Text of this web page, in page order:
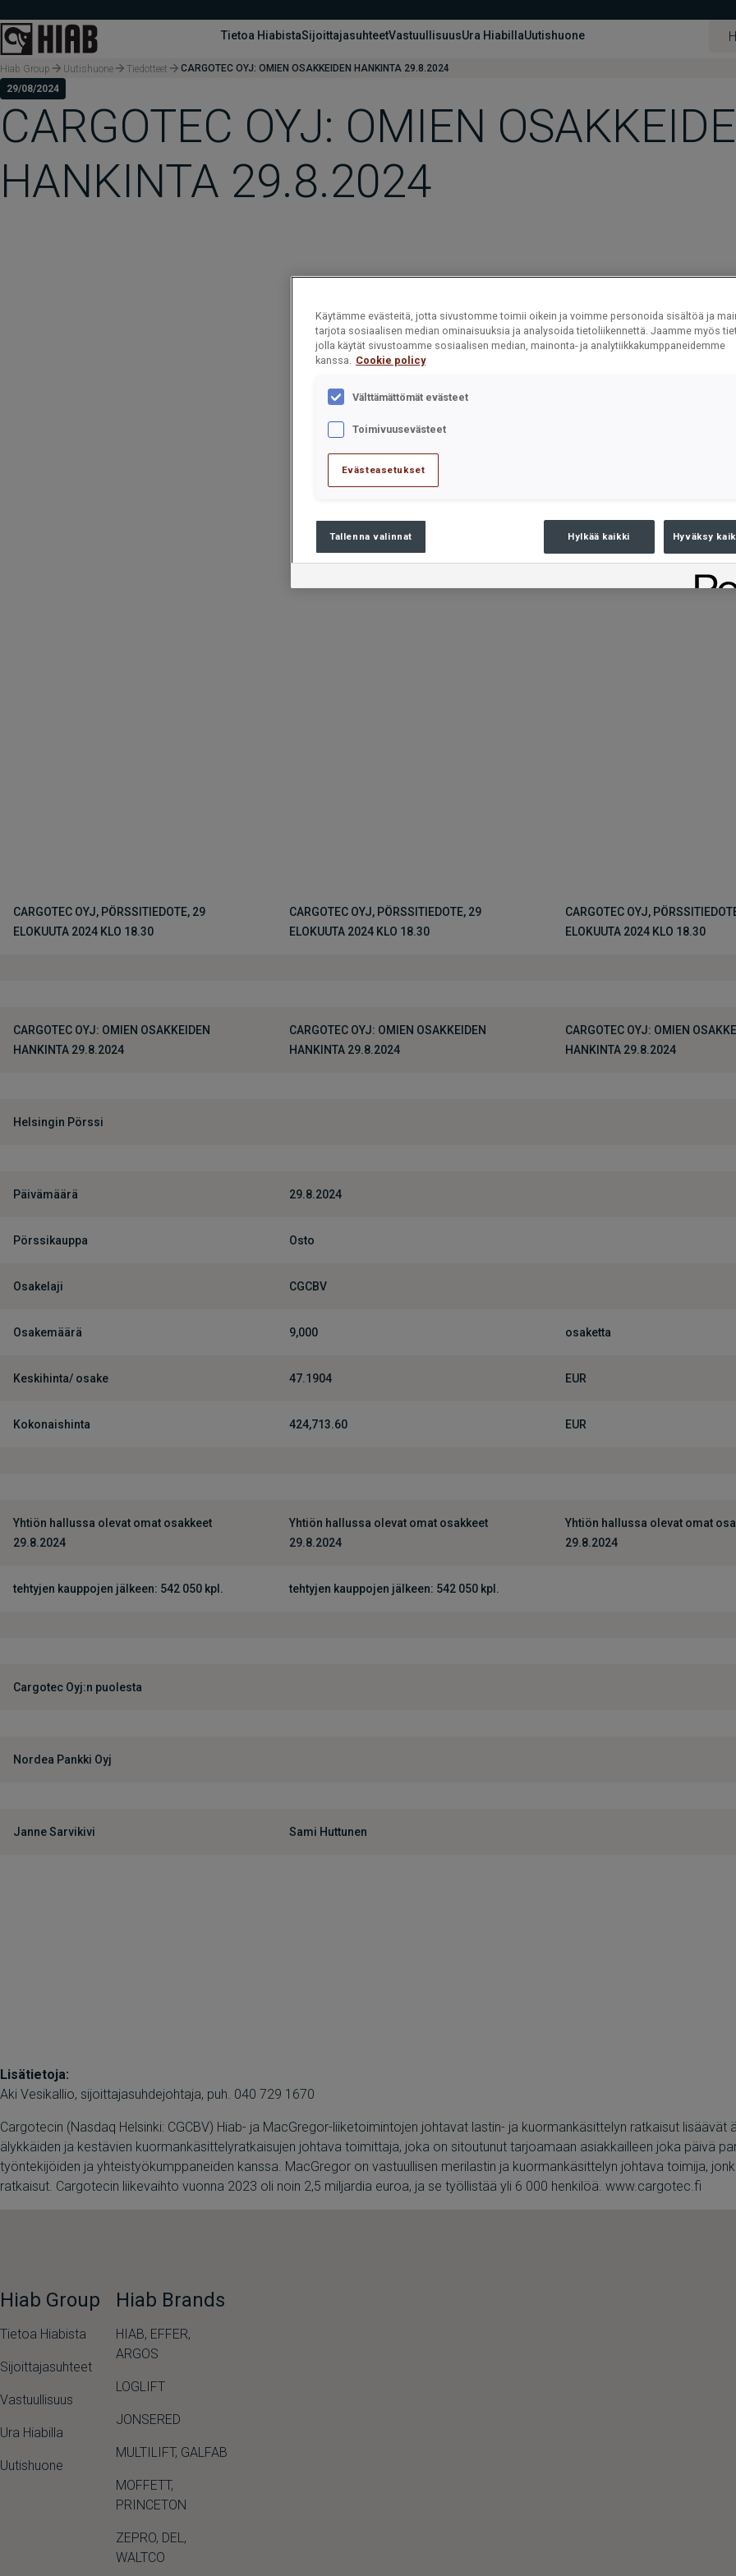
Tietoa HiabistaSijoittajasuhteetVastuullisuusUra HiabillaUutishuone
Hiab Group Uutishuone Tiedotteet
CARGOTEC OYJ: OMIEN OSAKKEIDEN HANKINTA 29.8.2024
29/08/2024
CARGOTEC OYJ: OMIEN
HANKINTA 29.8.2024
CARGOTEC OYJ, PÖRSSITIEDOTE, 29
ELOKUUTA 2024 KLO 18.30
CARGOTEC OYJ, PÖRSSITIEDOTE, 29
ELOKUUTA 2024 KLO 18.30
CARGOTEC OYJ,
ELOKUUTA 2024 KLO 18.30
CARGOTEC OYJ: OMIEN OSAKKEIDEN
HANKINTA 29.8.2024
CARGOTEC OYJ: OMIEN OSAKKEIDEN
HANKINTA 29.8.2024
CARGOTEC OYJ: OMIEN
HANKINTA 29.8.2024
Helsingin Pörssi
Päivämäärä 29.8.2024
Pörssikauppa Osto
Osakelaji CGCBV
Osakemäärä 9,000 osaketta
Keskihinta/ osake 47.1904 EUR
Kokonaishinta 424,713.60 EUR
Yhtiön hallussa olevat omat osakkeet
29.8.2024
Yhtiön hallussa olevat omat osakkeet
29.8.2024
Yhtiön hallussa olevat omat
29.8.2024
tehtyjen kauppojen jälkeen: 542 050 kpl. tehtyjen kauppojen jälkeen: 542 050 kpl.
Cargotec Oyj:n puolesta
Nordea Pankki Oyj
Janne Sarvikivi Sami Huttunen
Lisätietoja:
Aki Vesikallio, sijoittajasuhdejohtaja, puh. 040 729 1670
Cargotecin (Nasdaq Helsinki: CGCBV) Hiab- ja MacGregor-liiketoimintojen johtavat lastin- ja kuormankäsittelyn ratkaisut
älykkäiden ja kestävien kuormankäsittelyratkaisujen johtava toimittaja, joka on sitoutunut tarjoamaan asiakkailleen joka päivä
työntekijöiden ja yhteistyökumppaneiden kanssa. MacGregor on vastuullisen merilastin ja kuormankäsittelyn johtava toimija,
ratkaisut. Cargotecin liikevaihto vuonna 2023 oli noin 2,5 miljardia euroa, ja se työllistää yli 6 000 henkilöä. www.cargotec.fi
Hiab Group
Tietoa Hiabista
Sijoittajasuhteet
Vastuullisuus
Ura Hiabilla
Uutishuone
Hiab Brands
HIAB, EFFER,
ARGOS
LOGLIFT
JONSERED
MULTILIFT, GALFAB
MOFFETT,
PRINCETON
ZEPRO, DEL,
WALTCO
Käytämme evästeitä, jotta sivustomme toimii oikein ja voimme personoida sisältöä ja
tarjota sosiaalisen median ominaisuuksia ja analysoida tietoliikennettä. Jaamme myös
jolla käytät sivustoamme sosiaalisen median, mainonta- ja analytiikkakumppaneidemme
kanssa. Cookie policy
Välttämättömät evästeet
Toimivuusevästeet
Evästeasetukset
Tallenna valinnat Hylkää kaikki Hyväksy